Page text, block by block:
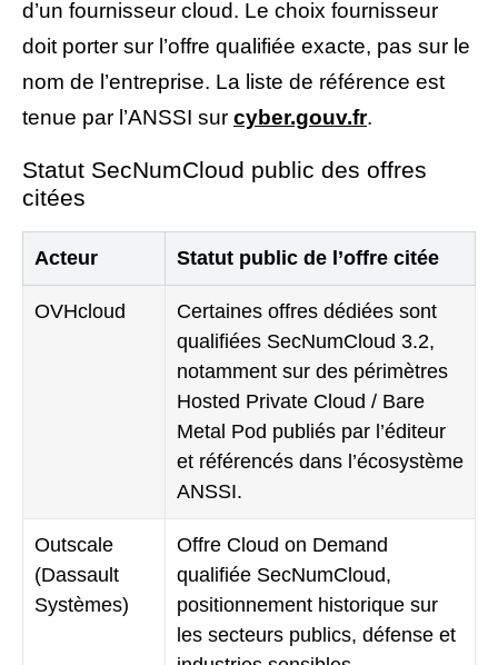
d’un fournisseur cloud. Le choix fournisseur
doit porter sur l’offre qualifiée exacte, pas sur le
nom de l’entreprise. La liste de référence est
tenue par l’ANSSI sur cyber.gouv.fr.
Statut SecNumCloud public des offres
citées
Acteur Statut public de l’offre citée
OVHcloud
Certaines offres dédiées sont
qualifiées SecNumCloud 3.2,
notamment sur des périmètres
Hosted Private Cloud / Bare
Metal Pod publiés par l’éditeur
et référencés dans l’écosystème
ANSSI.
Outscale
(Dassault
Systèmes)
Offre Cloud on Demand
qualifiée SecNumCloud,
positionnement historique sur
les secteurs publics, défense et